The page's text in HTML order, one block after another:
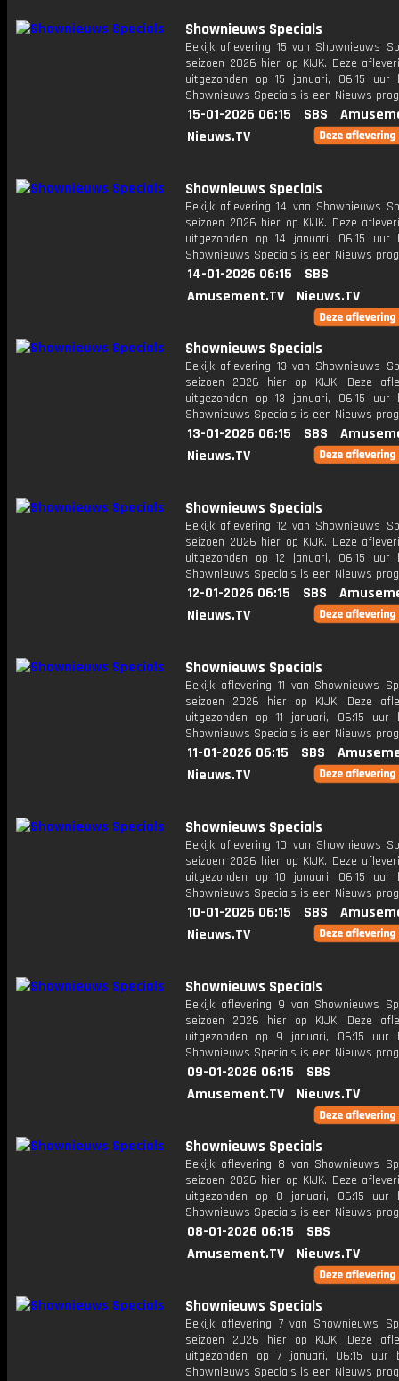
Shownieuws Specials
Bekijk aflevering 15 van Shownieuws
seizoen 2026 hier op KIJK. Deze
uitgezonden op 15 januari, 06:15 uur
Shownieuws Specials is een Nieuws
15-01-2026 06:15 SBS
Nieuws.TV
Shownieuws Specials
Bekijk aflevering 14 van Shownieuws
seizoen 2026 hier op KIJK. Deze
uitgezonden op 14 januari, 06:15 uur
Shownieuws Specials is een Nieuws
14-01-2026 06:15
SBS
Amusement.TV
Nieuws.TV
Shownieuws Specials
Bekijk aflevering 13 van Shownieuws
seizoen 2026 hier op KIJK. Deze
uitgezonden op 13 januari, 06:15 uur
Shownieuws Specials is een Nieuws
13-01-2026 06:15 SBS
Nieuws.TV
Shownieuws Specials
Bekijk aflevering 12 van Shownieuws
seizoen 2026 hier op KIJK. Deze
uitgezonden op 12 januari, 06:15 uur
Shownieuws Specials is een Nieuws
12-01-2026 06:15 SBS
Nieuws.TV
Shownieuws Specials
Bekijk aflevering 11 van Shownieuws
seizoen 2026 hier op KIJK. Deze
uitgezonden op 11 januari, 06:15 uur
Shownieuws Specials is een Nieuws
11-01-2026 06:15 SBS
Nieuws.TV
Shownieuws Specials
Bekijk aflevering 10 van Shownieuws
seizoen 2026 hier op KIJK. Deze
uitgezonden op 10 januari, 06:15 uur
Shownieuws Specials is een Nieuws
10-01-2026 06:15 SBS
Nieuws.TV
Shownieuws Specials
Bekijk aflevering 9 van Shownieuws
seizoen 2026 hier op KIJK. Deze
uitgezonden op 9 januari, 06:15 uur
Shownieuws Specials is een Nieuws
09-01-2026 06:15
SBS
Amusement.TV
Nieuws.TV
Shownieuws Specials
Bekijk aflevering 8 van Shownieuws
seizoen 2026 hier op KIJK. Deze
uitgezonden op 8 januari, 06:15 uur
Shownieuws Specials is een Nieuws
08-01-2026 06:15
SBS
Amusement.TV
Nieuws.TV
Shownieuws Specials
Bekijk aflevering 7 van Shownieuws
seizoen 2026 hier op KIJK. Deze
uitgezonden op 7 januari, 06:15 uur
Shownieuws Specials is een Nieuws